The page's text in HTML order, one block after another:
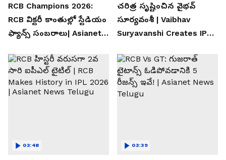
RCB Champions 2026:
RCB విక్టరీ కాంతుల్లో స్టేడియం
ఫ్యాన్స్ సంబరాలు| Asianet
చరిత్ర సృష్టించిన వైభవ్
సూర్యవంశీ | Vaibhav
Suryavanshi Creates IPL
Telugu
03:48 03:39